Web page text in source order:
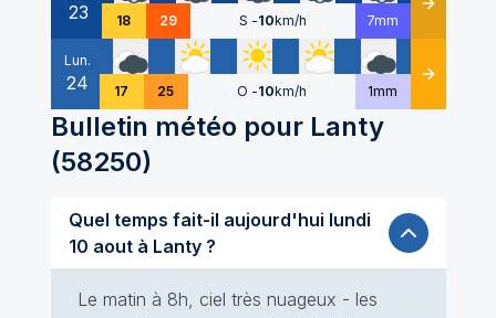
23 18 29 S -10km/h 7mm Détails
Lun.
24 17 25 O -10km/h 1mm Détails
Bulletin météo pour Lanty
(58250)
Quel temps fait-il aujourd'hui lundi
10 aout à Lanty ?
Le matin à 8h, ciel très nuageux - les